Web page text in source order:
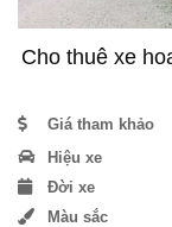
Cho thuê xe
Giá tham khảo
Hiệu xe
Đời xe
Màu sắc